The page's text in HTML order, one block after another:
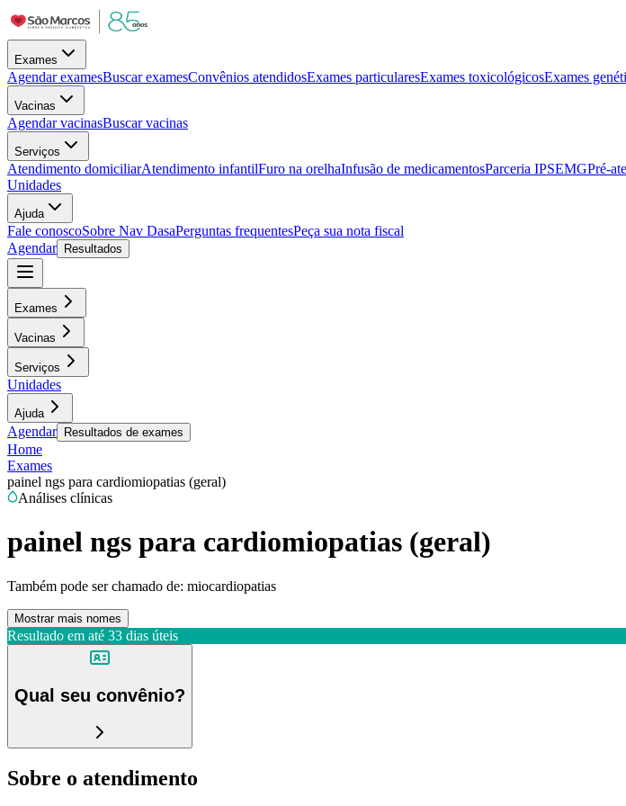
Exames
Agendar examesBuscar examesConvênios atendidosExames particularesExames toxicológicosExames
Vacinas
Agendar vacinasBuscar vacinas
Serviços
Atendimento domiciliarAtendimento infantilFuro na orelhaInfusão de medicamentosParceria IPSEMGPré-
Unidades
Ajuda
Fale conoscoSobre Nav DasaPerguntas frequentesPeça sua nota fiscal
Agendar
Resultados
Exames
Vacinas
Serviços
Unidades
Ajuda
Agendar Resultados de exames
Home
Exames
painel ngs para cardiomiopatias (geral)
Análises clínicas
painel ngs para cardiomiopatias (geral)
Também pode ser chamado de: miocardiopatias
Mostrar mais nomes
Resultado em até 33 dias úteis
Qual seu convênio?
Sobre o atendimento